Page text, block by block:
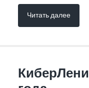
Читать далее